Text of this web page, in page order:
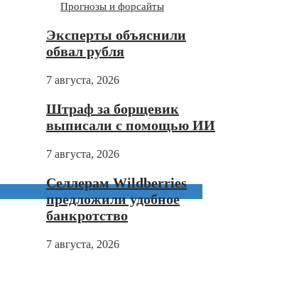
Прогнозы и форсайты
Эксперты объяснили
обвал рубля
7 августа, 2026
Штраф за борщевик
выписали с помощью ИИ
7 августа, 2026
Селлерам Wildberries
предложили удобное
банкротство
7 августа, 2026